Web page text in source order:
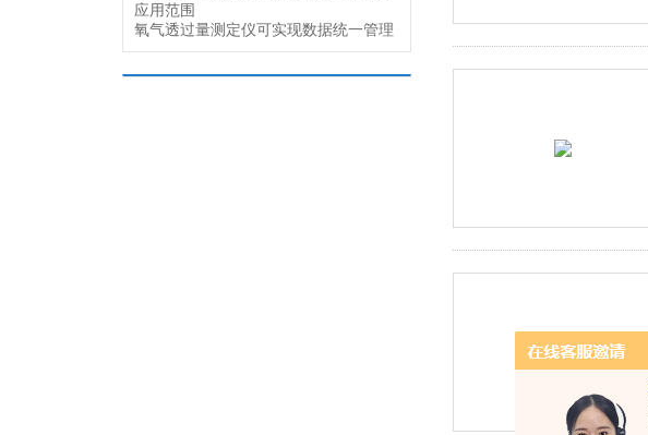
应用范围
氧气透过量测定仪可实现数据统一管理